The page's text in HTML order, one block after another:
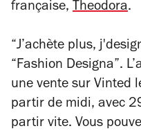
française, Theodora.
“J’achète plus,
“Fashion Designa”.
une vente sur Vinted
partir de midi, avec
partir vite. Vous